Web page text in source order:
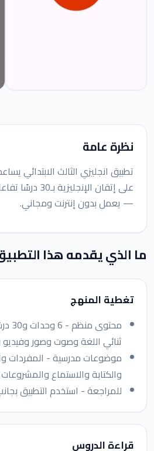
نظرة عامة
تطبيق انجليزي الثالث الابتدائي
على إتقان
— يعمل بدون إنترنت ومجاني.
ما الذي يقدمه هذا
تغطية المنهج
ثنائي اللغة وصوت وصور وفيديو
موضوعات مدرسية - المفردات
والكتابة والاستماع
للمراجعة - استخدم التطبيق
قراءة الدروس